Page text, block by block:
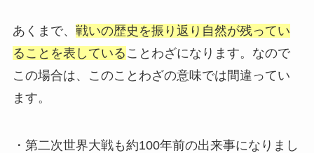
あくまで、 戦いの歴史を振り返り自然が残ってい
ることを表している ことわざになります。なので
この場合は、このことわざの意味では間違ってい
ます。
・第二次世界大戦も約100年前の出来事になりまし